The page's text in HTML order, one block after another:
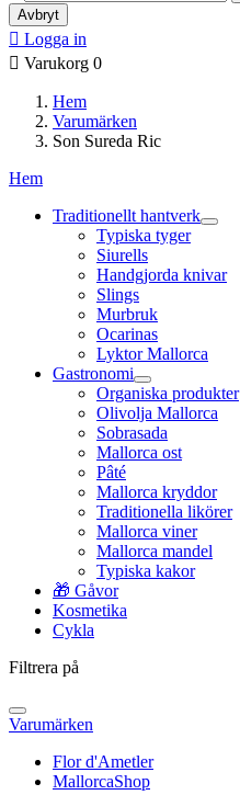
Avbryt
 Logga in
 Varukorg 0
Hem
Varumärken
Son Sureda Ric
Hem
Traditionellt hantverk
Typiska tyger
Siurells
Handgjorda knivar
Slings
Murbruk
Ocarinas
Lyktor Mallorca
Gastronomi
Organiska produkter
Olivolja Mallorca
Sobrasada
Mallorca ost
Pâté
Mallorca kryddor
Traditionella likörer
Mallorca viner
Mallorca mandel
Typiska kakor
🎁 Gåvor
Kosmetika
Cykla
Filtrera på
Varumärken
Flor d'Ametler
MallorcaShop